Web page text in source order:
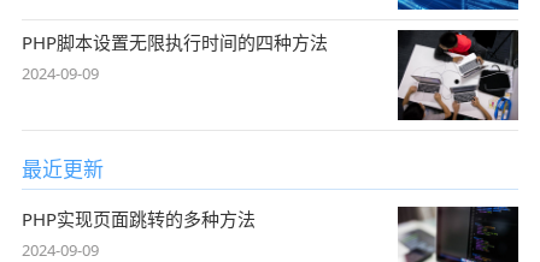
PHP脚本设置无限执行时间的四种方法
2024-09-09
最近更新
PHP实现页面跳转的多种方法
2024-09-09